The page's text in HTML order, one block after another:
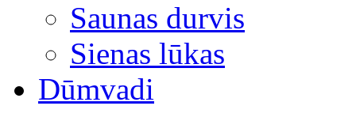
Saunas durvis
Sienas lūkas
Dūmvadi